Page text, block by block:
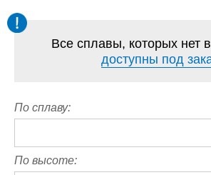
Все сплавы, которых нет
доступны под
По сплаву:
По высоте: